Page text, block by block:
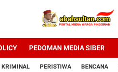
PEDOMAN MEDIA SIBER
KRIMINAL PERISTIWA BENCANA